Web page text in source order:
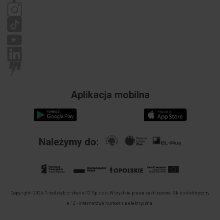
Aplikacja mobilna
Należymy do:
Copyright - 2026 Przedsiębiorstwo el12 Sp z o.o. Wszystkie prawa zastrzeżone. Sklep elektryczny
el12 - internetowa hurtownia elektryczna.